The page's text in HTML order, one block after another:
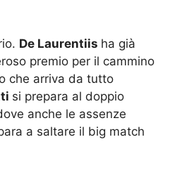
De Laurentiis ha già
premio per il cammino
che arriva da tutto
si prepara al doppio
anche le assenze
a saltare il big match